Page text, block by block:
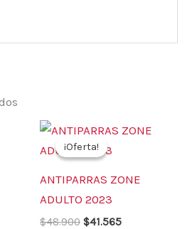
¡Oferta!
¡Oferta!
ANTIPARRAS ZONE
ADULTO 2023
$48.900
El
original
$48.900.
$41.565
El
$41.565.